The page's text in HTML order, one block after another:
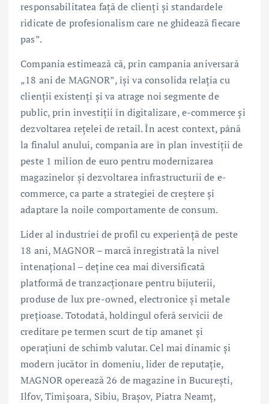
responsabilitatea față de clienți și standardele
ridicate de profesionalism care ne ghidează fiecare
pas”.
Compania estimează că, prin campania aniversară
„18 ani de MAGNOR”, își va consolida relația cu
clienții existenți și va atrage noi segmente de
public, prin investiții în digitalizare, e-commerce și
dezvoltarea rețelei de retail. În acest context, până
la finalul anului, compania are în plan investiții de
peste 1 milion de euro pentru modernizarea
magazinelor și dezvoltarea infrastructurii de e-
commerce, ca parte a strategiei de creștere și
adaptare la noile comportamente de consum.
Lider al industriei de profil cu experiență de peste
18 ani, MAGNOR – marcă înregistrată la nivel
intenațional – deține cea mai diversificată
platformă de tranzacționare pentru bijuterii,
produse de lux pre-owned, electronice și metale
prețioase. Totodată, holdingul oferă servicii de
creditare pe termen scurt de tip amanet și
operațiuni de schimb valutar. Cel mai dinamic și
modern jucător în domeniu, lider de reputație,
MAGNOR operează 26 de magazine în Bucureşti,
Ilfov, Timișoara, Sibiu, Braşov, Piatra Neamţ,